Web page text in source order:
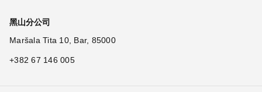
黑山分公司
Maršala Tita 10, Bar, 85000
+382 67 146 005